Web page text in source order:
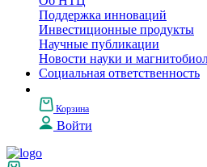
Поддержка инноваций
Инвестиционные продукты
Научные публикации
Новости науки и
Социальная ответственность
Корзина
Войти